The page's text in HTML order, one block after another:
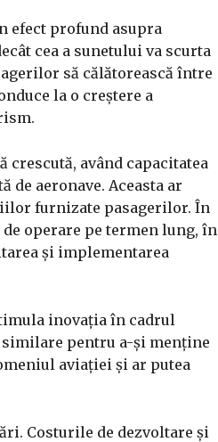
efect profund asupra
cea a sunetului va scurta
să călătorească între
la o creștere a
având capacitatea
de aeronave. Aceasta ar
furnizate pasagerilor. În
operare pe termen lung, în
și implementarea
inovația în cadrul
pentru a-și menține
aviației și ar putea
Costurile de dezvoltare și